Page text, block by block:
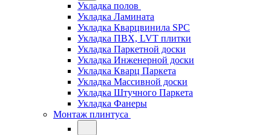
Укладка полов
Укладка Ламината
Укладка Кварцвинила SPC
Укладка ПВХ, LVT плитки
Укладка Паркетной доски
Укладка Инженерной доски
Укладка Кварц Паркета
Укладка Массивной доски
Укладка Штучного Паркета
Укладка Фанеры
Монтаж плинтуса